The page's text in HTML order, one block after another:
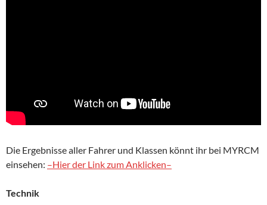
Die Ergebnisse aller Fahrer und Klassen könnt ihr bei MYRCM
einsehen: –Hier der Link zum Anklicken–
Technik